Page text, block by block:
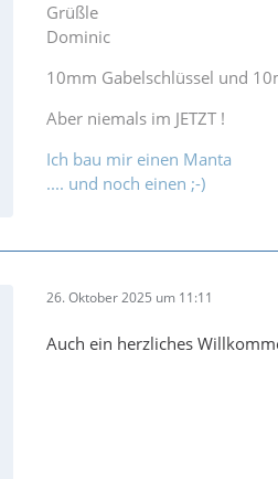
Grüßle
Dominic
10mm Gabelschlüssel und
Aber niemals im JETZT !
Ich bau mir einen Manta
.... und noch einen ;-)
26. Oktober 2025 um 11:11
Auch ein herzliches